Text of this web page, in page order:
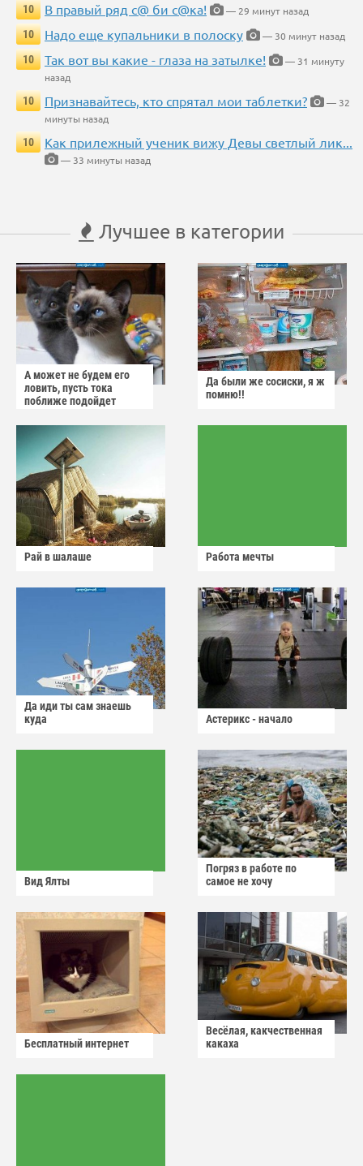
10
В правый ряд с@ би с@ка!
— 29 минут назад
10
Надо еще купальники в полоску
— 30 минут назад
10
Так вот вы какие - глаза на затылке!
— 31 минуту
назад
10
Признавайтесь, кто спрятал мои таблетки?
— 32
минуты назад
10
Как прилежный ученик вижу Девы светлый лик...
— 33 минуты назад
Лучшее в категории
А может не будем его
ловить, пусть тока
поближе подойдет
Да были же сосиски, я ж
помню!!
Рай в шалаше Работа мечты
Да иди ты сам знаешь
куда
Астерикс - начало
Вид Ялты
Погряз в работе по
самое не хочу
Бесплатный интернет
Весёлая, какчественная
какаха